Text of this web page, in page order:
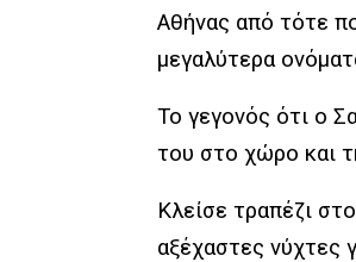
Αθήνας από τότε
μεγαλύτερα
Το γεγονός ότι ο
του στο χώρο και
Κλείσε τραπέζι
αξέχαστες νύχτες